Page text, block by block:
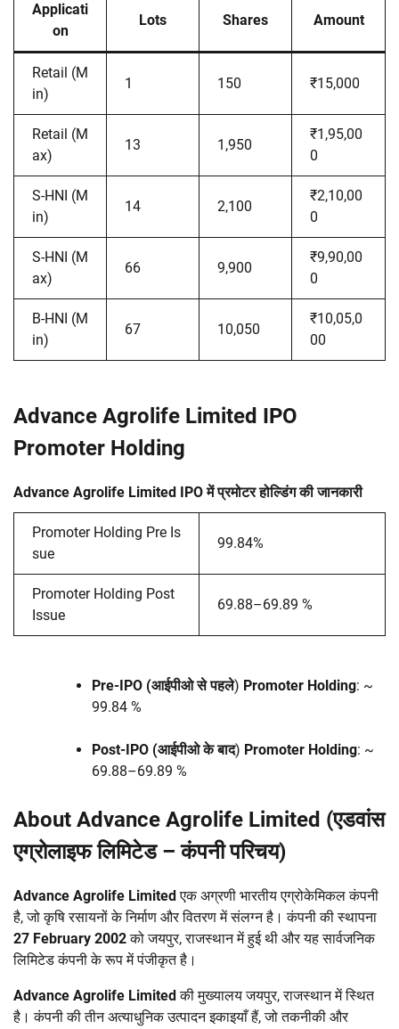
Applicati
on
Lots Shares Amount
Retail (M
in)
1 150 ₹15,000
Retail (M
ax)
13 1,950
₹1,95,00
0
S-HNI (M
in)
14 2,100
₹2,10,00
0
S-HNI (M
ax)
66 9,900
₹9,90,00
0
B-HNI (M
in)
67 10,050
₹10,05,0
00
Advance Agrolife Limited IPO
Promoter Holding
Advance Agrolife Limited IPO में प्रमोटर होल्डिंग की जानकारी
Promoter Holding Pre Is
sue
99.84%
Promoter Holding Post
Issue
69.88–69.89 %
Pre-IPO (आईपीओ से पहले) Promoter Holding: ~
99.84 %
Post-IPO (आईपीओ के बाद) Promoter Holding: ~
69.88–69.89 %
About Advance Agrolife Limited (एडवांस
एग्रोलाइफ लिमिटेड – कंपनी परिचय)
Advance Agrolife Limitedएक अग्रणी भारतीय एग्रोकेमिकल कंपनी
है, जो कृषि रसायनों के निर्माण और वितरण में संलग्न है। कंपनी की स्थापना
27 February 2002को जयपुर, राजस्थान में हुई थी और यह सार्वजनिक
लिमिटेड कंपनी के रूप में पंजीकृत है।
Advance Agrolife Limitedकी मुख्यालय जयपुर, राजस्थान में स्थित
है। कंपनी की तीन अत्याधुनिक उत्पादन इकाइयाँ हैं, जो तकनीकी और